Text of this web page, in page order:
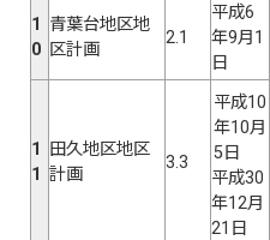
1
0
青葉台地区地
区計画
2.1
平成6
年9月1
日
1
1
田久地区地区
計画
3.3
平成10
年10月
5日
平成30
年12月
21日